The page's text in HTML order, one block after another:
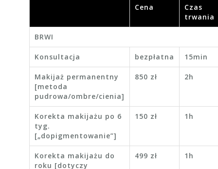
Cena
Czas
trwania
BRWI
Konsultacja bezpłatna 15min
Makijaż permanentny
[metoda
pudrowa/ombre/cienia]
850 zł 2h
Korekta makijażu po 6
tyg.
[„dopigmentowanie”]
150 zł 1h
Korekta makijażu do
roku [dotyczy
499 zł 1h